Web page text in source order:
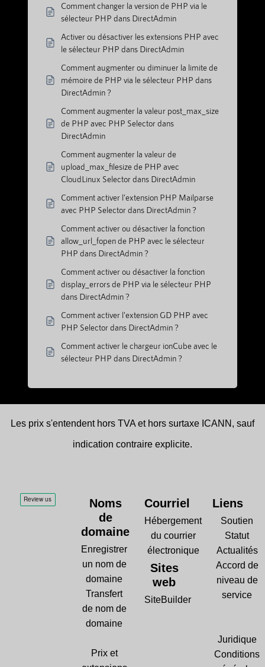
Comment changer la version de PHP via le
sélecteur PHP dans DirectAdmin
Activer ou désactiver les extensions PHP avec
le sélecteur PHP dans DirectAdmin
Comment augmenter ou diminuer la limite de
mémoire de PHP via le sélecteur PHP dans
DirectAdmin ?
Comment augmenter la valeur post_max_size
de PHP avec PHP Selector dans
DirectAdmin
Comment augmenter la valeur de
upload_max_filesize de PHP avec
CloudLinux Selector dans DirectAdmin
Comment activer l'extension PHP Mailparse
avec PHP Selector dans DirectAdmin ?
Comment activer ou désactiver la fonction
allow_url_fopen de PHP avec le sélecteur
PHP dans DirectAdmin ?
Comment activer ou désactiver la fonction
display_errors de PHP via le sélecteur PHP
dans DirectAdmin ?
Comment activer l'extension GD PHP avec
PHP Selector dans DirectAdmin ?
Comment activer le chargeur ionCube avec le
sélecteur PHP dans DirectAdmin ?
Les prix s'entendent hors TVA et hors surtaxe ICANN, sauf
indication contraire explicite.
Noms
de
domaine
Enregistrer
un nom de
domaine
Transfert
de nom de
domaine
Prix et
Courriel
Hébergement
du courrier
électronique
Sites
web
SiteBuilder
Liens
Soutien
Statut
Actualités
Accord de
niveau de
service
Juridique
Conditions